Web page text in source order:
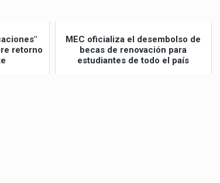
retorno
MEC oficializa el desembolso de
becas de renovación para
estudiantes de todo el país